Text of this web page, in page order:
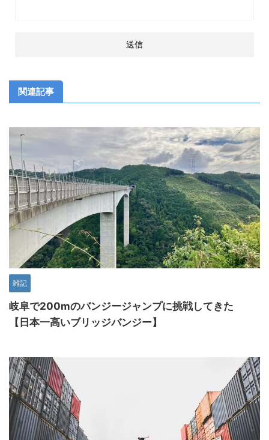
関連記事
雑記
岐阜で200mのバンジージャンプに挑戦してきた
【日本一高いブリッジバンジー】